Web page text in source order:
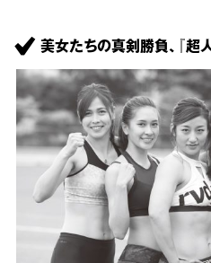
美女たちの真剣勝負、『超